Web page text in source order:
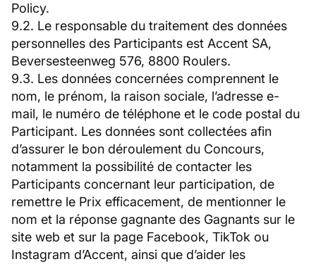
Policy.
9.2. Le responsable du traitement des données
personnelles des Participants est Accent SA,
Beversesteenweg 576, 8800 Roulers.
9.3. Les données concernées comprennent le
nom, le prénom, la raison sociale, l’adresse e-
mail, le numéro de téléphone et le code postal du
Participant. Les données sont collectées afin
d’assurer le bon déroulement du Concours,
notamment la possibilité de contacter les
Participants concernant leur participation, de
remettre le Prix efficacement, de mentionner le
nom et la réponse gagnante des Gagnants sur le
site web et sur la page Facebook, TikTok ou
Instagram d’Accent, ainsi que d’aider les